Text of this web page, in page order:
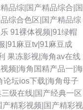
品综|国产精品综合|国
综合色区|国产精品综
91裸体视频|91绿帽
|91麻豆tv|91麻豆成
果冻影视|海角av在线
频|海角国精产品一|海
论坛ios下载|海角母子
级在线|国产经典一区
精彩视频|国产精彩视